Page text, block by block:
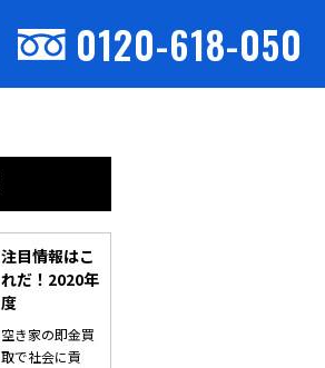
0120-618-050
注目情報はこ
れだ！2020年
度
空き家の即金買
取で社会に貢